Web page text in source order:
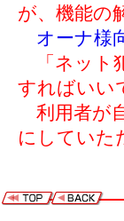
が、機能の
オーナ様
「ネット
すればいい
利用者が
にしていた